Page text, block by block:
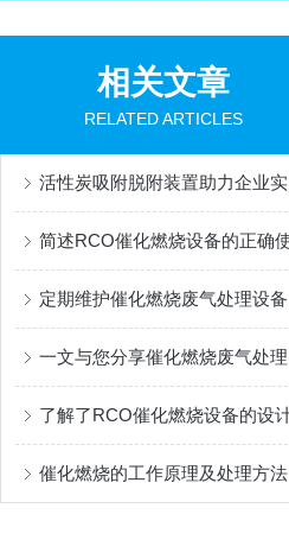
相关文章
RELATED ARTICLES
催化燃烧的工作原理及处理方法